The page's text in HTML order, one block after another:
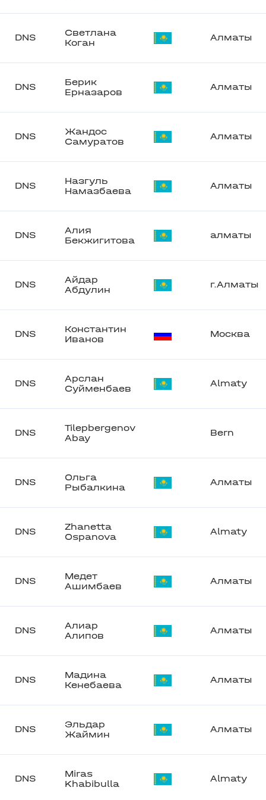
DNS
Светлана
Коган
Алматы
DNS
Берик
Ерназаров
Алматы
DNS
Жандос
Самуратов
Алматы
DNS
Назгуль
Намазбаева
Алматы
DNS
Алия
Бекжигитова
алматы
DNS
Айдар
Абдулин
г.Алматы
DNS
Константин
Иванов
Москва
DNS
Арслан
Суйменбаев
Almaty
DNS
Tilepbergenov
Abay
Bern
DNS
Ольга
Рыбалкина
Алматы
DNS
Zhanetta
Ospanova
Almaty
DNS
Медет
Ашимбаев
Алматы
DNS
Алиар
Алипов
Алматы
DNS
Мадина
Кенебаева
Алматы
DNS
Эльдар
Жаймин
Алматы
DNS
Miras
Khabibulla
Almaty